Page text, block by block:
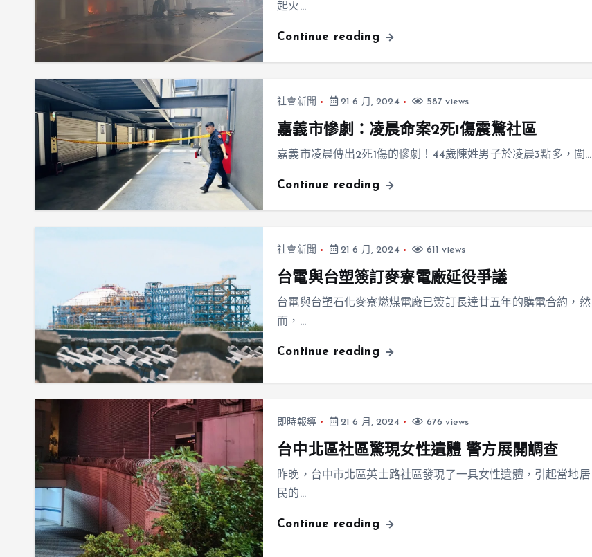
起火…
Continue reading
社會新聞 21 6 月, 2024 587 views
嘉義市慘劇：凌晨命案2死1傷震驚社區
嘉義市凌晨傳出2死1傷的慘劇！44歲陳姓男子於凌晨3點多，闖…
Continue reading
社會新聞 21 6 月, 2024 611 views
台電與台塑簽訂麥寮電廠延役爭議
台電與台塑石化麥寮燃煤電廠已簽訂長達廿五年的購電合約，然
而，…
Continue reading
即時報導 21 6 月, 2024 676 views
台中北區社區驚現女性遺體 警方展開調查
昨晚，台中市北區英士路社區發現了一具女性遺體，引起當地居
民的…
Continue reading